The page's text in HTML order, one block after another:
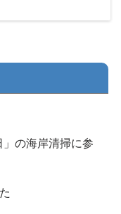
」の海岸清掃に参